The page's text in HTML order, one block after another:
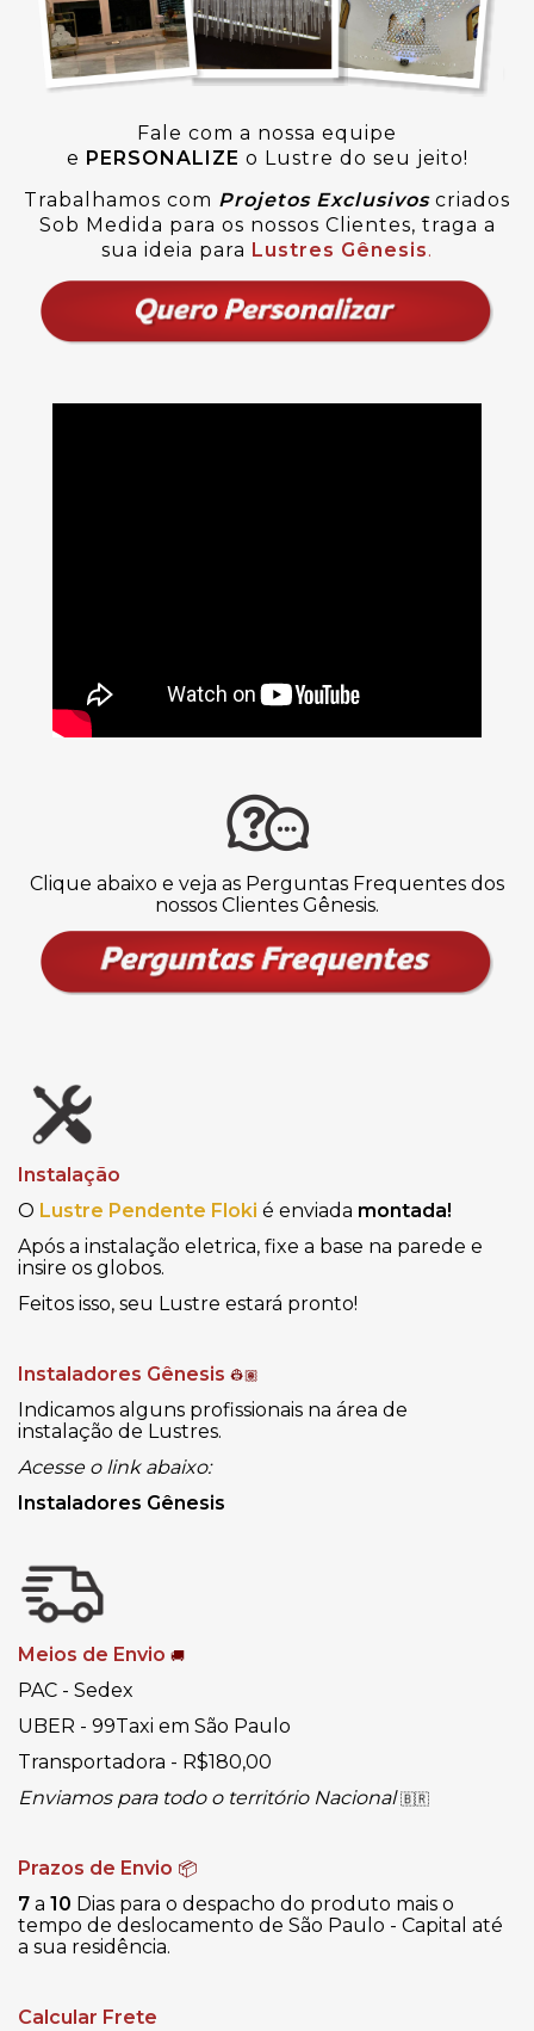
Fale com a nossa equipe
e PERSONALIZE o Lustre do seu jeito!
Trabalhamos com Projetos Exclusivoscriados
Sob Medida para os nossos Clientes, traga a
sua ideia para Lustres Gênesis.
Clique abaixo e veja as Perguntas Frequentes dos
nossos Clientes Gênesis.
Instalação
O Lustre Pendente Floki é enviada montada!
Após a instalação eletrica, fixe a base na parede e
insire os globos.
Feitos isso, seu Lustre estará pronto!
Instaladores Gênesis 👷🏽
Indicamos alguns profissionais na área de
instalação de Lustres.
Acesse o link abaixo:
Instaladores Gênesis
Meios de Envio 🚚
PAC - Sedex
UBER - 99Taxi em São Paulo
Transportadora - R$180,00
Enviamos para todo o território Nacional🇧🇷
Prazos de Envio 📦
7 a 10 Dias para o despacho do produto mais o
tempo de deslocamento de São Paulo - Capital até
a sua residência.
Calcular Frete